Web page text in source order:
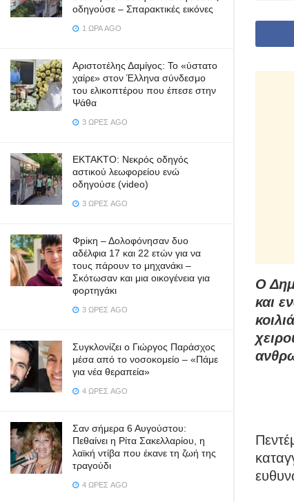
οδηγούσε – Σπαρακτικές εικόνες
1 ΏΡΑ AGO
Αριστοτέλης Δαμίγος: Το «ύστατο
χαίρε» στον Έλληνα σύνδεσμο
του ελικοπτέρου που έπεσε στην
Ψάθα
3 ΏΡΕΣ AGO
ΕΚΤΑΚΤΟ: Νεκρός οδηγός
αστικού λεωφορείου ενώ
οδηγούσε (video)
3 ΏΡΕΣ AGO
Φpiκη – Δολοφόνησαν δυο
αδέλφια 17 και 22 ετών για να
τους πάρουν το μηχανάκι –
Σκότωσαν και μια οικογένεια για
φορτηγάκι
3 ΏΡΕΣ AGO
Συγκλονίζει ο Γιώργος Παράσχος
μέσα από το νοσοκομείο – «Πάμε
για νέα θεραπεία»
4 ΏΡΕΣ AGO
Σαν σήμερα 6 Αυγούστου:
Πεθαίνει η Ρίτα Σακελλαρίου, η
λαϊκή ντίβα που έκανε τη ζωή της
τραγούδι
4 ΏΡΕΣ AGO
Ο
και